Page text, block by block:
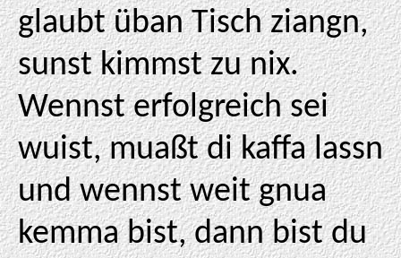
glaubt üban Tisch ziangn,
sunst kimmst zu nix.
Wennst erfolgreich sei
wuist, muaßt di kaffa lassn
und wennst weit gnua
kemma bist, dann bist du